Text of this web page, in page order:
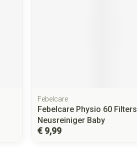
Febelcare
Febelcare Physio 60 Filters
Neusreiniger Baby
€ 9,99